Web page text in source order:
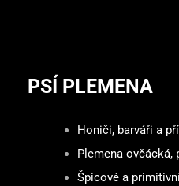
PSÍ PLEMENA
Honiči, barváři a
Plemena ovčácká,
Špicové a